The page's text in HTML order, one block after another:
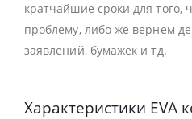
кратчайшие сроки для
проблему, либо же вернем
заявлений, бумажек и тд.
Характеристики EVA